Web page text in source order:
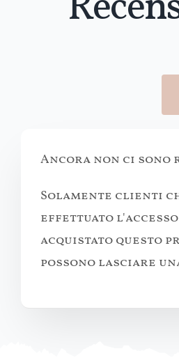
Ancora non ci sono
Solamente clienti
effettuato l'accesso
acquistato questo
possono lasciare